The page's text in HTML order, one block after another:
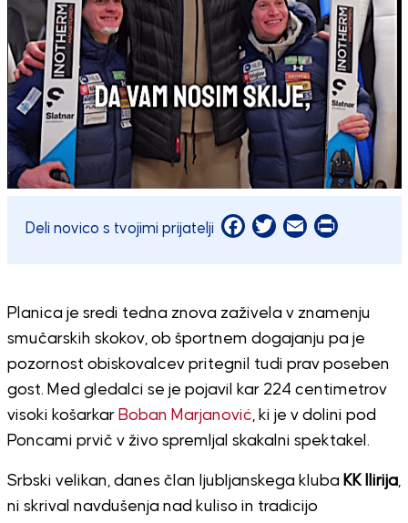
Deli novico s tvojimi prijatelji Facebook
Twitter
EmailPrint
Planica je sredi tedna znova zaživela v znamenju
smučarskih skokov, ob športnem dogajanju pa je
pozornost obiskovalcev pritegnil tudi prav poseben
gost. Med gledalci se je pojavil kar 224 centimetrov
visoki košarkar Boban Marjanović, ki je v dolini pod
Poncami prvič v živo spremljal skakalni spektakel.
Srbski velikan, danes član ljubljanskega kluba KK Ilirija,
ni skrival navdušenja nad kuliso in tradicijo